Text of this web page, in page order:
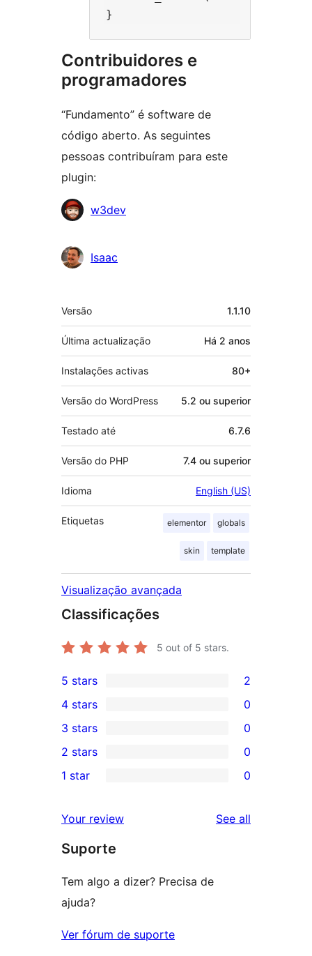
Contribuidores e
programadores
“Fundamento” é software de
código aberto. As seguintes
pessoas contribuíram para este
plugin:
Contribuidores
w3dev
Isaac
Metadados
Versão 1.1.10
Última actualização Há 2 anos
Instalações activas 80+
Versão do WordPress 5.2 ou superior
Testado até 6.7.6
Versão do PHP 7.4 ou superior
Idioma English (US)
Etiquetas elementor globals
skin template
Visualização avançada
Classificações
5 out of 5 stars.
2
5-
star
reviews
5 stars 2
4-
star
reviews
4 stars 0
0
3-
star
3 stars 0
2-
reviews
2 stars 0
star
reviews
1 star 0
Your review See all
Suporte
Tem algo a dizer? Precisa de
ajuda?
Ver fórum de suporte